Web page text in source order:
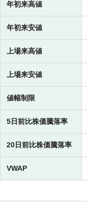
年初来高値
年初来安値
上場来高値
上場来安値
値幅制限
5日前比株価騰落率
20日前比株価騰落率
VWAP